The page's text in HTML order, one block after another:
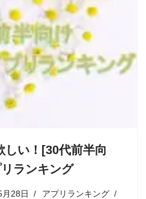
しい！[30代前半向
ランキング
28日 アプリランキング